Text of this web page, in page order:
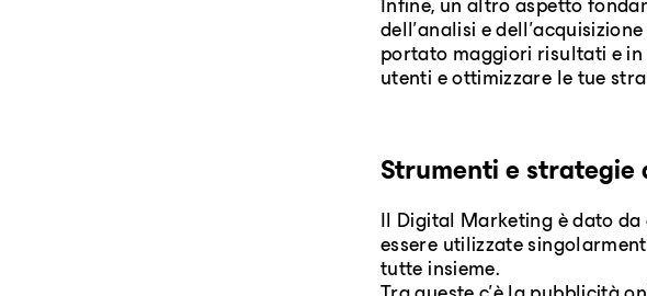
Infine, un altro aspetto
dell'analisi e
portato maggiori risultati e in
utenti e ottimizzare le tue
Strumenti e
Il Digital Marketing è dato
essere utilizzate
tutte insieme.